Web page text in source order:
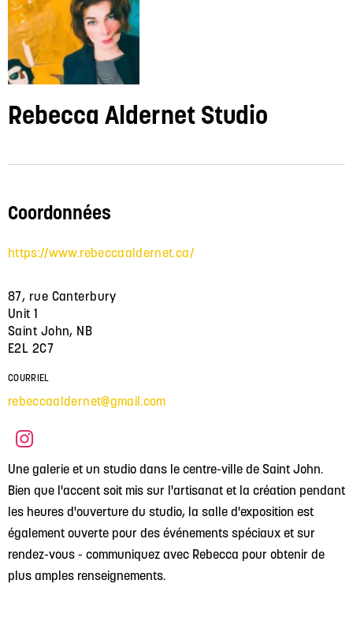
Rebecca Aldernet Studio
Une galerie et un studio dans le centre-ville de Saint John.
Bien que l'accent soit mis sur l'artisanat et la création pendant
les heures d'ouverture du studio, la salle d'exposition est
également ouverte pour des événements spéciaux et sur
rendez-vous - communiquez avec Rebecca pour obtenir de
plus amples renseignements.
Coordonnées
https://www.rebeccaaldernet.ca/
87, rue Canterbury
Unit 1
Saint John, NB
E2L 2C7
COURRIEL
rebeccaaldernet@gmail.com